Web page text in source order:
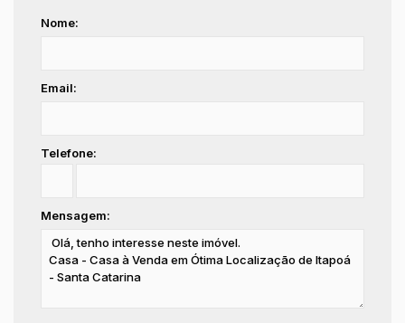
Nome:
Email:
Telefone:
Mensagem: